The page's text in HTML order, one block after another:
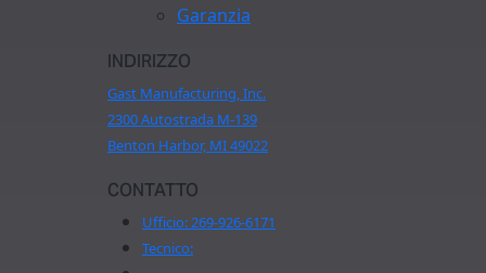
Garanzia
INDIRIZZO
Gast Manufacturing, Inc.
2300 Autostrada M-139
Benton Harbor, MI 49022
CONTATTO
Ufficio: 269-926-6171
Tecnico: